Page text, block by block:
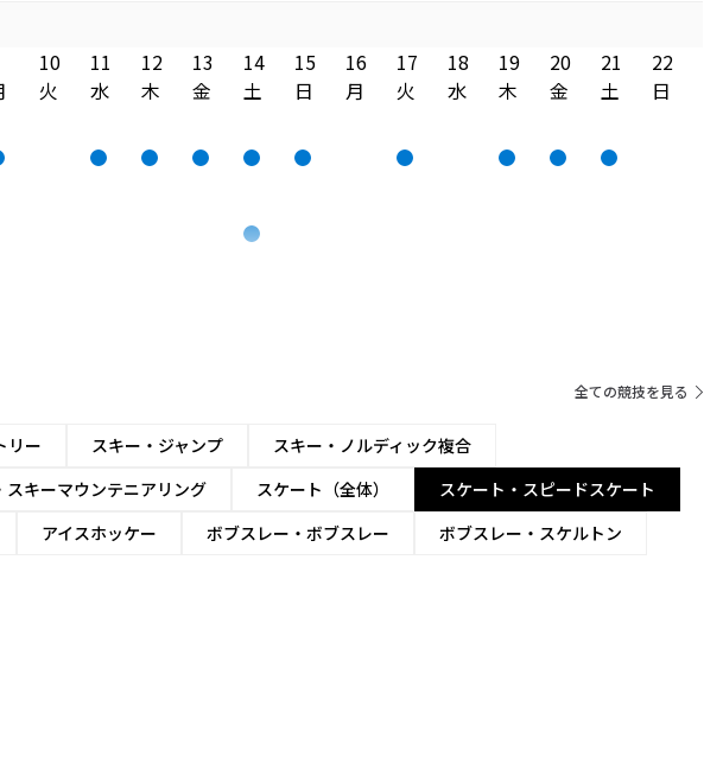
10 11 12 13 14 15 16 17 18 19 20 21
22
火 水 木 金 土 日 月 火 水 木 金 土 日
全ての競技を見る
リー スキー・ジャンプ
スキー・ノルディック複合
スキーマウンテニアリング
スケート（全体）
スケート・スピードスケート
アイスホッケー
ボブスレー・ボブスレー ボブスレー・スケルトン